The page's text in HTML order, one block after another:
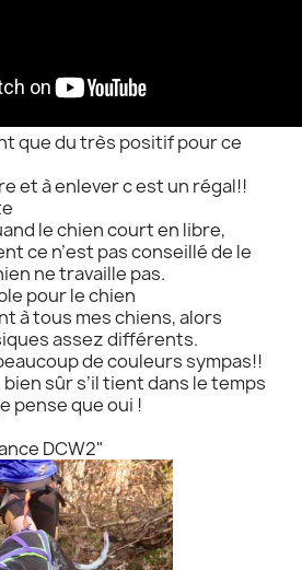
que du très positif pour ce
et à enlever c est un régal!!
le chien court en libre,
ce n’est pas conseillé de le
ne travaille pas.
pour le chien
à tous mes chiens, alors
assez différents.
de couleurs sympas!!
sûr s’il tient dans le temps
pense que oui !
DCW2"